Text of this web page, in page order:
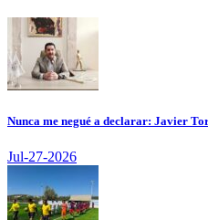
Nunca me negué a declarar: Javier
Jul-27-2026